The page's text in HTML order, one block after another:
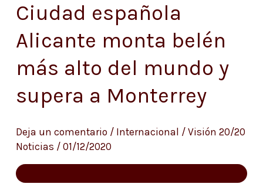
Ciudad española
Alicante monta belén
más alto del mundo y
supera a Monterrey
Deja un comentario / Internacional / Visión 20/20
Noticias / 01/12/2020
Ciudad
Alicante
monta
más
del
y